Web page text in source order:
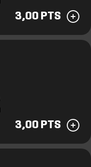
3,00 PTS
3,00 PTS